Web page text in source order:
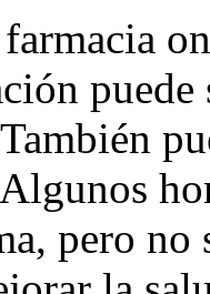
pero no